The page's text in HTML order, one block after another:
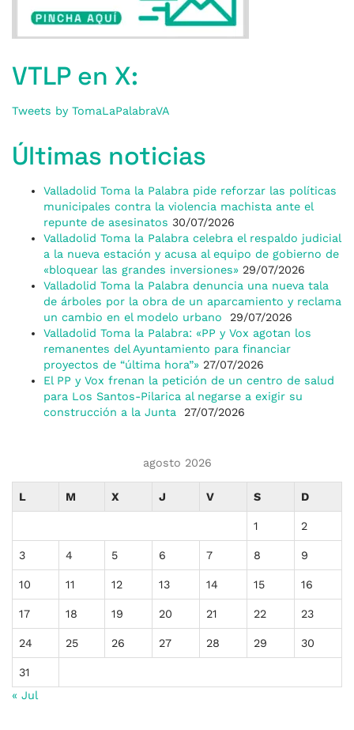
VTLP en X:
Tweets by TomaLaPalabraVA
Últimas noticias
Valladolid Toma la Palabra pide reforzar las políticas
municipales contra la violencia machista ante el
repunte de asesinatos 30/07/2026
Valladolid Toma la Palabra celebra el respaldo judicial
a la nueva estación y acusa al equipo de gobierno de
«bloquear las grandes inversiones» 29/07/2026
Valladolid Toma la Palabra denuncia una nueva tala
de árboles por la obra de un aparcamiento y reclama
un cambio en el modelo urbano
29/07/2026
Valladolid Toma la Palabra: «PP y Vox agotan los
remanentes del Ayuntamiento para financiar
proyectos de “última hora”» 27/07/2026
El PP y Vox frenan la petición de un centro de salud
para Los Santos-Pilarica al negarse a exigir su
construcción a la Junta
27/07/2026
agosto 2026
L M X J V S D
1 2
3 4 5 6 7 8 9
10 11 12 13 14 15 16
17 18 19 20 21 22 23
24 25 26 27 28 29 30
31
« Jul